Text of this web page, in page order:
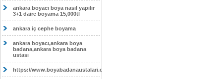
ankara boyacı boya nasıl yapılır
3+1 daire boyama 15,000tl
ankara iç cephe boyama
ankara boyacı,ankara boya
badana,ankara boya badana
ustası
https://www.boyabadanaustalari.com/